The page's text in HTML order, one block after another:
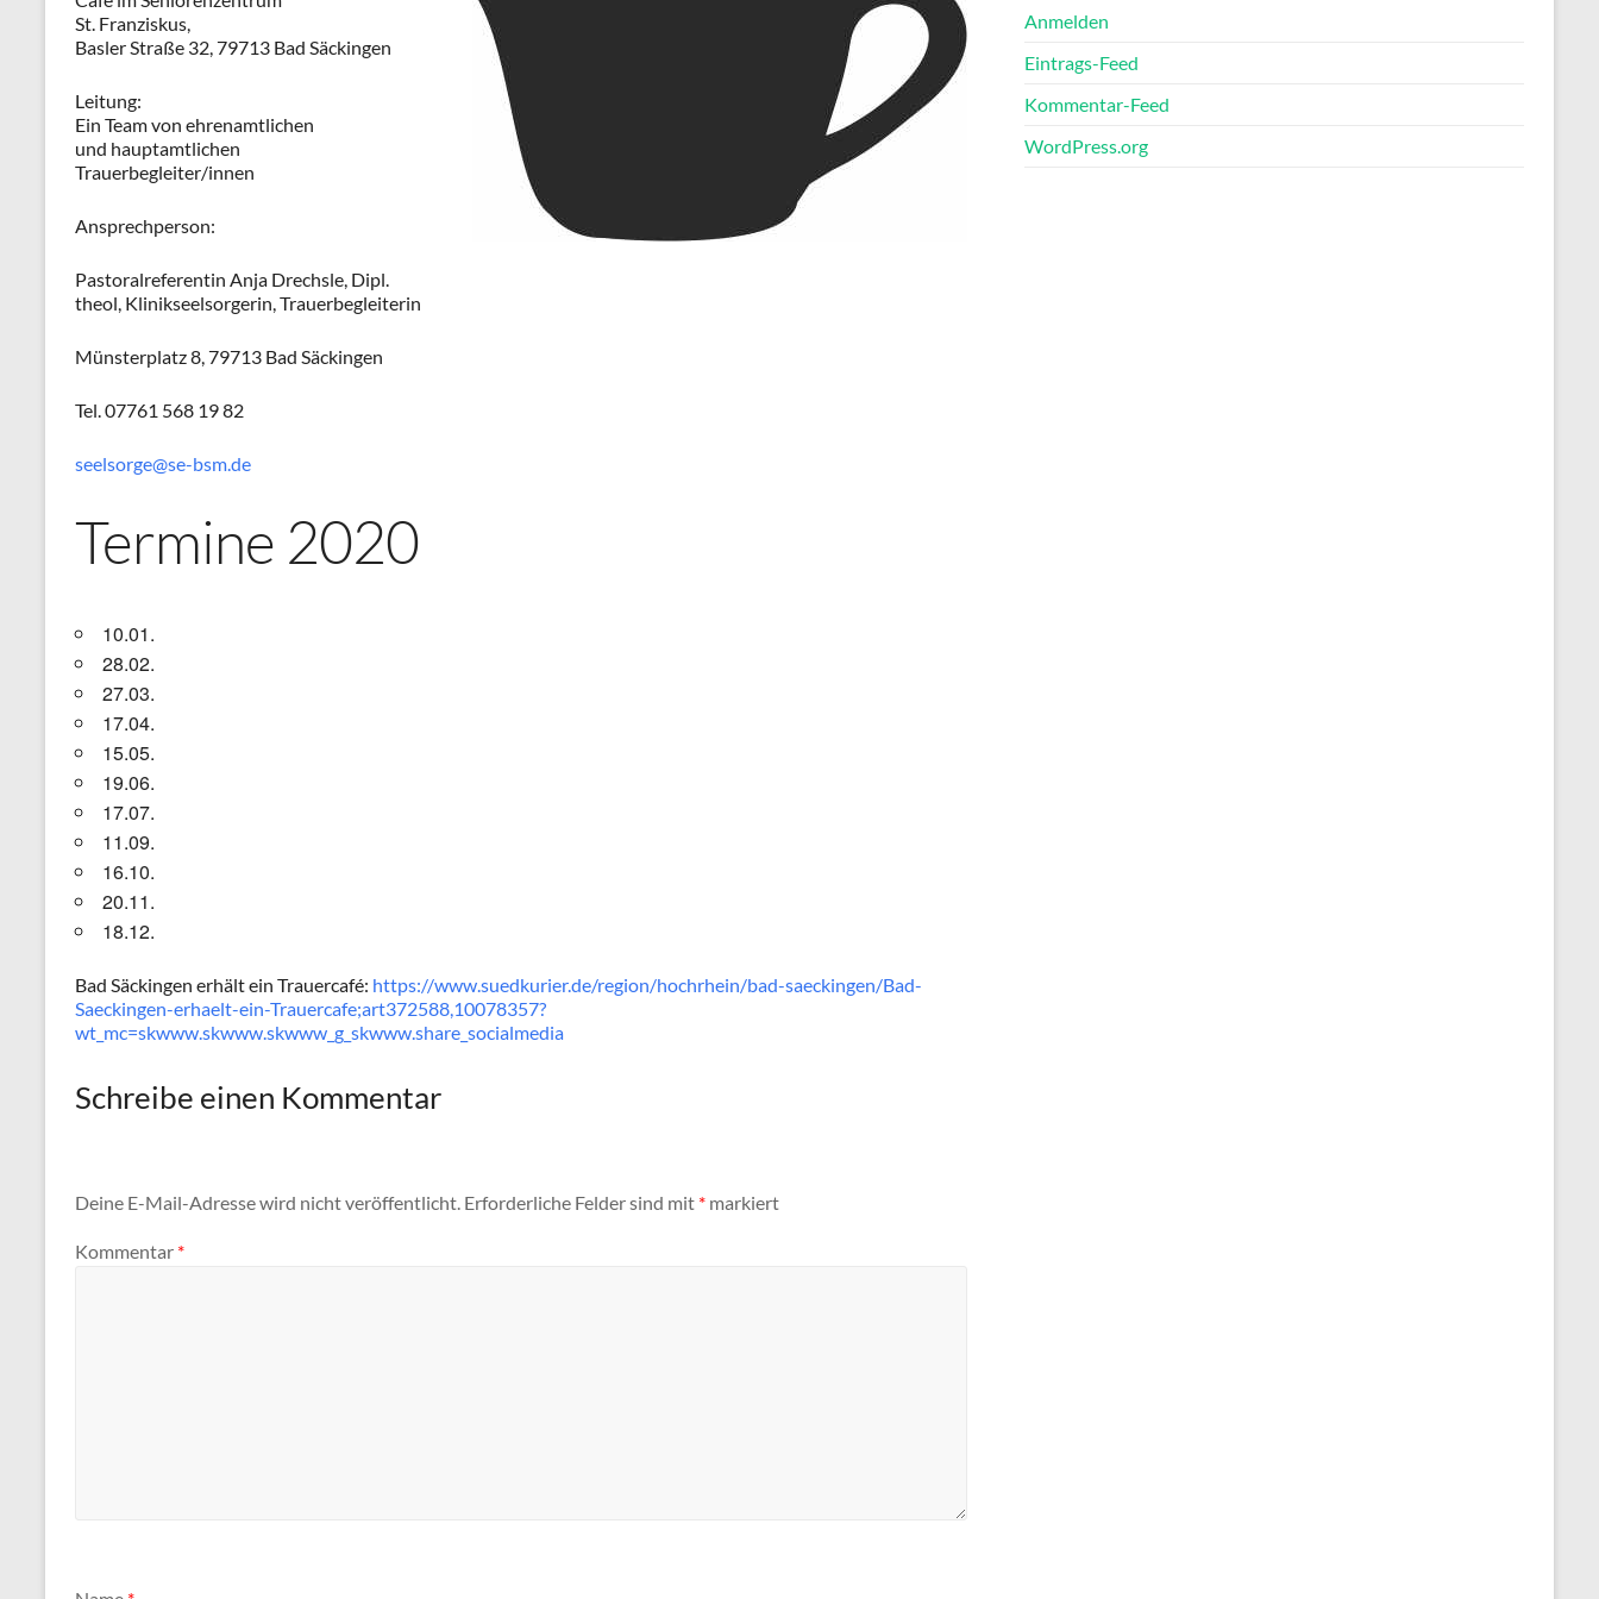
St. Franziskus,
Basler Straße 32, 79713 Bad Säckingen
Leitung:
Ein Team von ehrenamtlichen
und hauptamtlichen
Trauerbegleiter/innen
Ansprechperson:
Pastoralreferentin Anja Drechsle, Dipl.
theol, Klinikseelsorgerin, Trauerbegleiterin
Münsterplatz 8, 79713 Bad Säckingen
Tel. 07761 568 19 82
seelsorge@se-bsm.de
Termine 2020
10.01.
28.02.
27.03.
17.04.
15.05.
19.06.
17.07.
11.09.
16.10.
20.11.
18.12.
Bad Säckingen erhält ein Trauercafé: https://www.suedkurier.de/region/hochrhein/bad-saeckingen/Bad-
Saeckingen-erhaelt-ein-Trauercafe;art372588,10078357?
wt_mc=skwww.skwww.skwww_g_skwww.share_socialmedia
Schreibe einen Kommentar
Deine E-Mail-Adresse wird nicht veröffentlicht. Erforderliche Felder sind mit * markiert
Kommentar *
Anmelden
Eintrags-Feed
Kommentar-Feed
WordPress.org